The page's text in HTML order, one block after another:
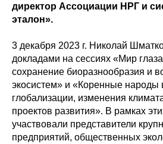
директор Ассоциации НРГ и
эталон».
3 декабря 2023 г. Николай
докладами на сессиях «Мир
сохранение биоразнообразия и
экосистем» и «Коренные народы
глобализации, изменения
проектов развития». В рамках
участвовали представители
предприятий, общественных